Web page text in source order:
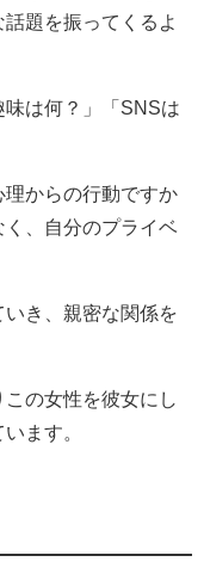
題を振ってくるよ
味は何？」「SNSは
からの行動ですか
、自分のプライベ
き、親密な関係を
の女性を彼女にし
ます。